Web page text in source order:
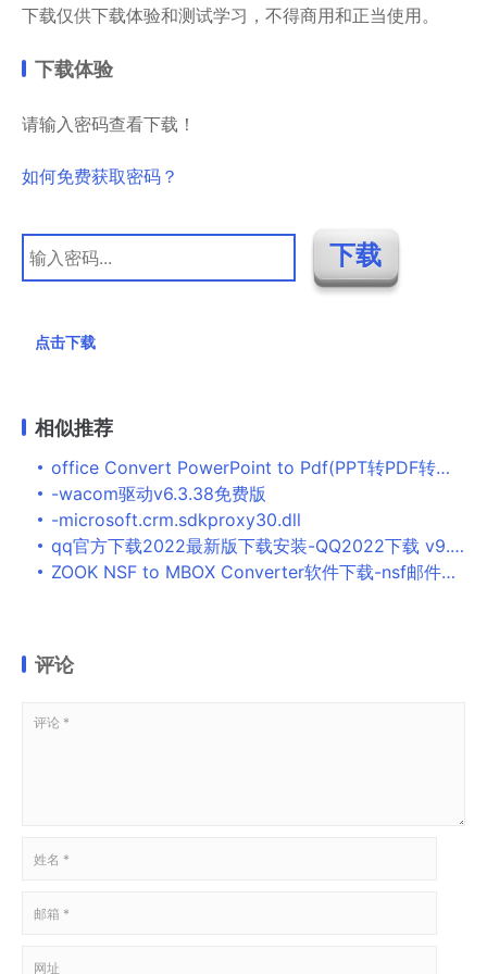
下载仅供下载体验和测试学习，不得商用和正当使用。
下载体验
请输入密码查看下载！
如何免费获取密码？
点击下载
相似推荐
office Convert PowerPoint to Pdf(PPT转PDF转换器)下载 v6.5官方版
-wacom驱动v6.3.38免费版
-microsoft.crm.sdkproxy30.dll
qq官方下载2022最新版下载安装-QQ2022下载 v9.7.1.28929官方正式版
ZOOK NSF to MBOX Converter软件下载-nsf邮件转换mbox软件v3.0 官方版
评论